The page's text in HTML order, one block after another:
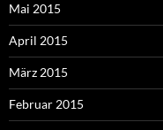
Mai 2015
April 2015
März 2015
Februar 2015